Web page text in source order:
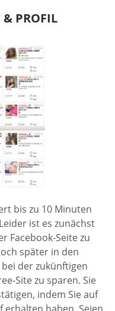
& PROFIL
bis zu 10 Minuten
ist es zunächst
Facebook-Seite zu
später in den
der zukünftigen
Site zu sparen. Sie
indem Sie auf